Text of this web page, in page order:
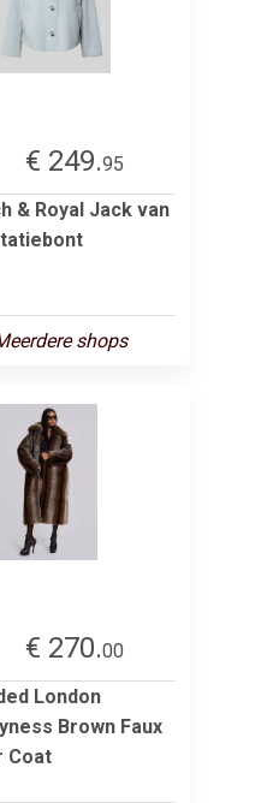
€ 249.95
& Royal Jack van
shops
€ 270.00
London
Brown Faux
Coat